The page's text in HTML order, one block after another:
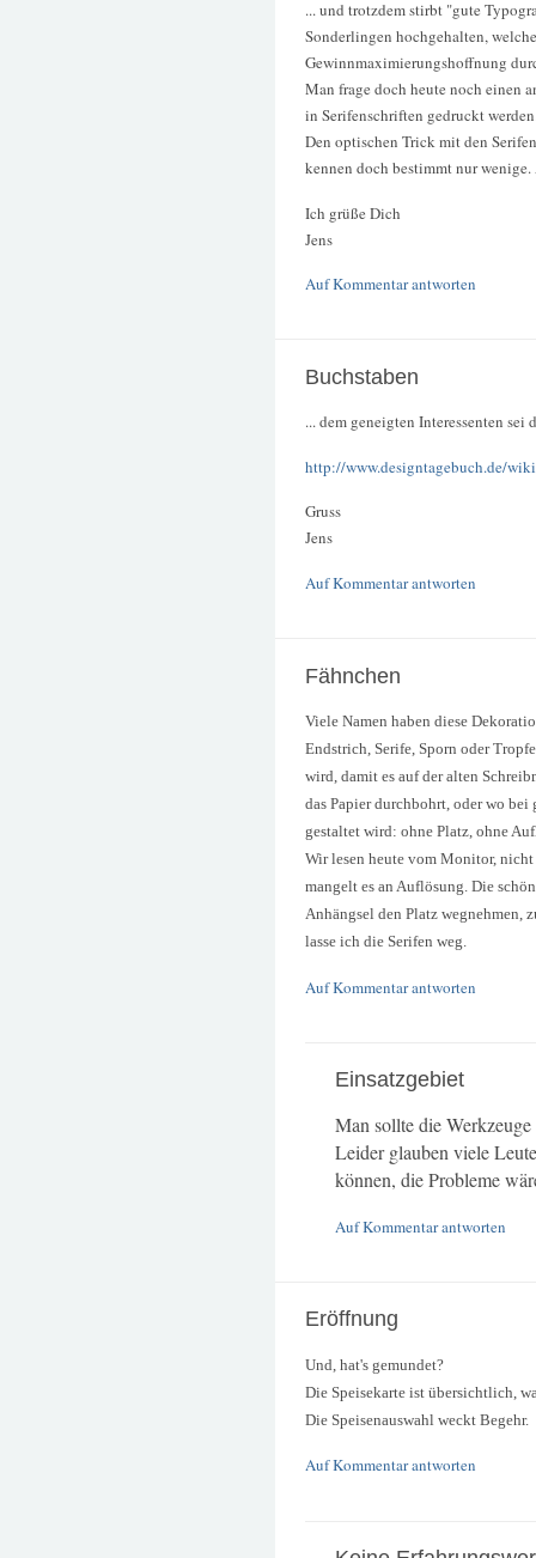
... und trotzdem stirbt "gute
Sonderlingen hochgehalten,
Gewinnmaximierungshoffnung
Man frage doch heute noch einen
in Serifenschriften gedruckt
Den optischen Trick mit den
kennen doch bestimmt nur
Ich grüße Dich
Jens
Auf Kommentar antworten
Buchstaben
... dem geneigten Interessenten sei
http://www.designtagebuch.de/
Gruss
Jens
Auf Kommentar antworten
Fähnchen
Viele Namen haben diese
Endstrich, Serife, Sporn oder
wird, damit es auf der alten
das Papier durchbohrt, oder wo
gestaltet wird: ohne Platz, ohne
Wir lesen heute vom Monitor,
mangelt es an Auflösung. Die
Anhängsel den Platz wegnehmen,
lasse ich die Serifen weg.
Auf Kommentar antworten
Einsatzgebiet
Man sollte die Werkzeuge
Leider glauben viele
können, die Probleme
Auf Kommentar antworten
Eröffnung
Und, hat's gemundet?
Die Speisekarte ist übersichtlich,
Die Speisenauswahl weckt Begehr.
Auf Kommentar antworten